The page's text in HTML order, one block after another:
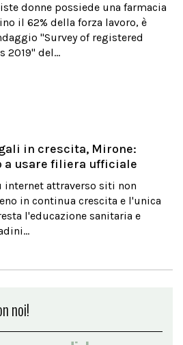
donne possiede una farmacia
il 62% della forza lavoro, è
"Survey of registered
2019" del...
in crescita, Mirone:
usare filiera ufficiale
internet attraverso siti non
in continua crescita e l'unica
l'educazione sanitaria e
noi!